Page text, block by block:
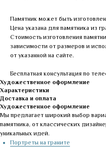
Памятник может быть
Цена указана для памятника из
Стоимость изготовления
зависимости от размеров и
от указанной на сайте.
Бесплатная консультация по
Художественное оформление
Характеристики
Доставка и оплата
Художественное оформление
Мы предлагает широкий выбор
памятника, от классических
уникальных идей.
Портреты на граните